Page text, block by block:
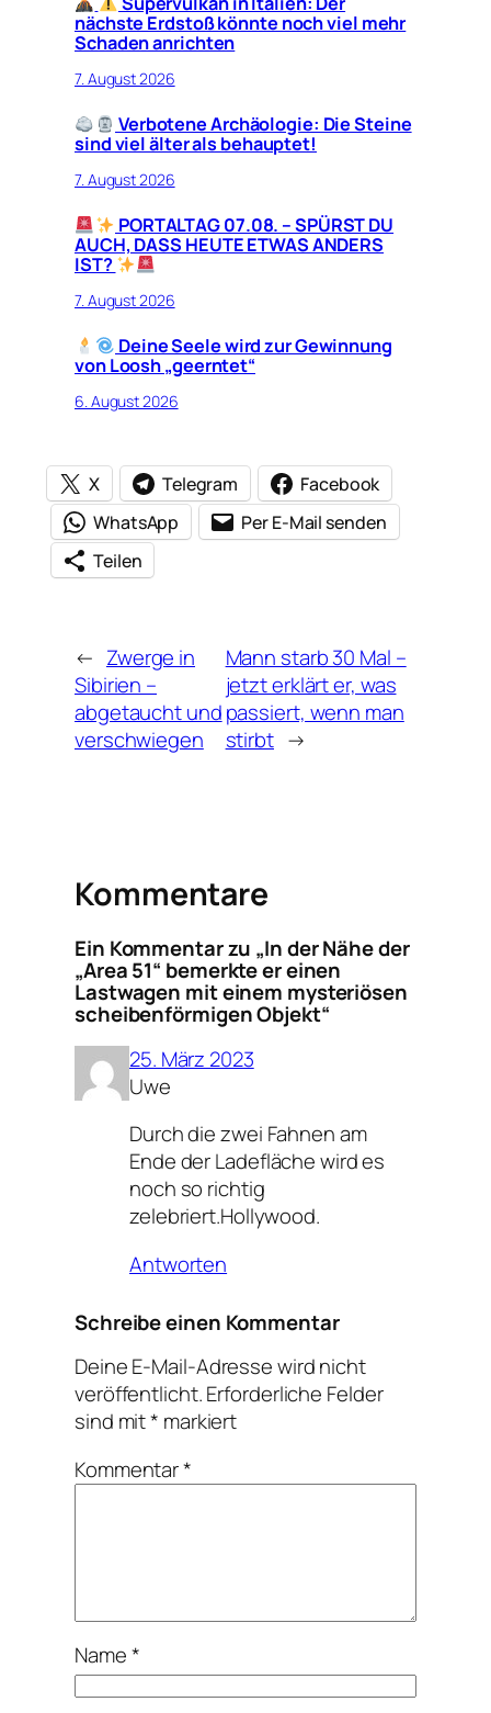
nächste Erdstoß könnte noch viel mehr
Schaden anrichten
7. August 2026
Verbotene Archäologie: Die Steine
sind viel älter als behauptet!
7. August 2026
PORTALTAG 07.08. – SPÜRST DU
AUCH, DASS HEUTE ETWAS ANDERS
IST?
7. August 2026
Deine Seele wird zur Gewinnung
von Loosh „geerntet“
6. August 2026
X Telegram
Facebook
WhatsApp
Per E-Mail senden
Teilen
← Zwerge in
Sibirien –
abgetaucht und
verschwiegen
Mann starb 30 Mal –
jetzt erklärt er, was
passiert, wenn man
stirbt →
Kommentare
Ein Kommentar zu „In der Nähe der
„Area 51“ bemerkte er einen
Lastwagen mit einem mysteriösen
scheibenförmigen Objekt“
25. März 2023
Uwe
Durch die zwei Fahnen am
Ende der Ladefläche wird es
noch so richtig
zelebriert.Hollywood.
Antworten
Schreibe einen Kommentar
Deine E-Mail-Adresse wird nicht
veröffentlicht.Erforderliche Felder
sind mit* markiert
Kommentar*
Name*